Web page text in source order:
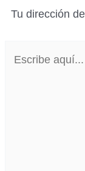
Tu dirección